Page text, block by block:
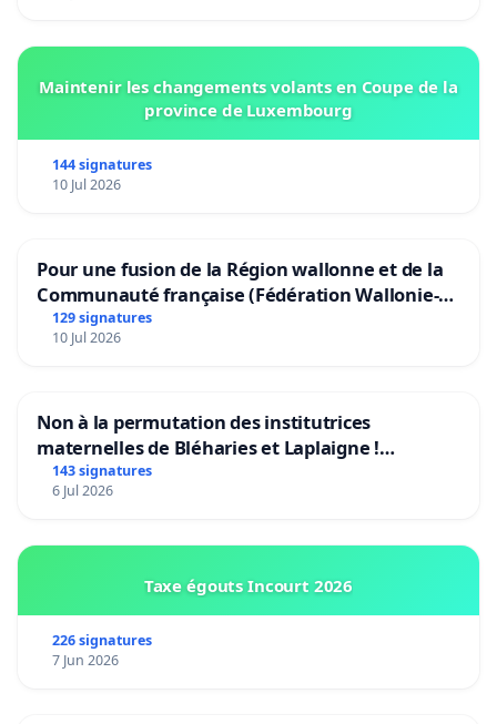
Maintenir les changements volants en Coupe de la
province de Luxembourg
144 signatures
10 Jul 2026
Pour une fusion de la Région wallonne et de la
Communauté française (Fédération Wallonie-
Bruxelles)
129 signatures
10 Jul 2026
Non à la permutation des institutrices
maternelles de Bléharies et Laplaigne !
Préservons la stabilité de nos enfants.
143 signatures
6 Jul 2026
Taxe égouts Incourt 2026
226 signatures
7 Jun 2026